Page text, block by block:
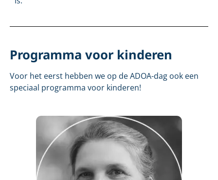
Programma voor kinderen
Voor het eerst hebben we op de ADOA-dag ook een
speciaal programma voor kinderen!